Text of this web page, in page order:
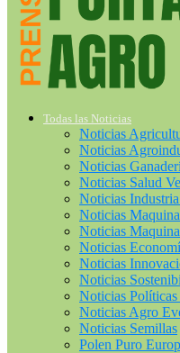
Todas las Noticias
Noticias
Noticias
Noticias
Noticias Salud
Noticias
Noticias
Noticias
Noticias
Noticias
Noticias
Noticias
Noticias Agro
Noticias Semillas
Polen Puro